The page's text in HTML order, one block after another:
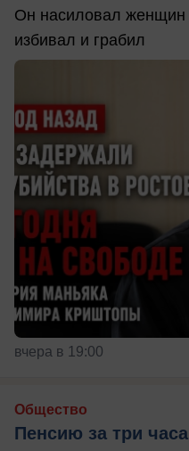
Он насиловал
избивал и грабил
вчера в 19:00
Общество
Пенсию за три